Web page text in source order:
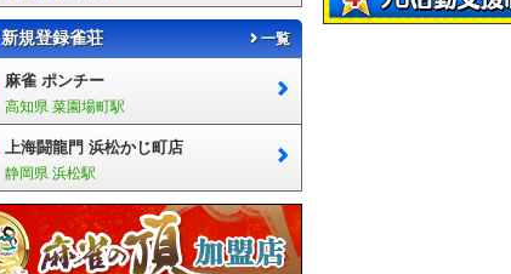
新規登録雀荘 一覧
麻雀 ポンチー
高知県 菜園場町駅
上海闘龍門 浜松かじ町店
静岡県 浜松駅